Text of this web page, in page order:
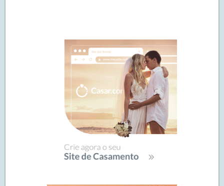
SIDEBAR